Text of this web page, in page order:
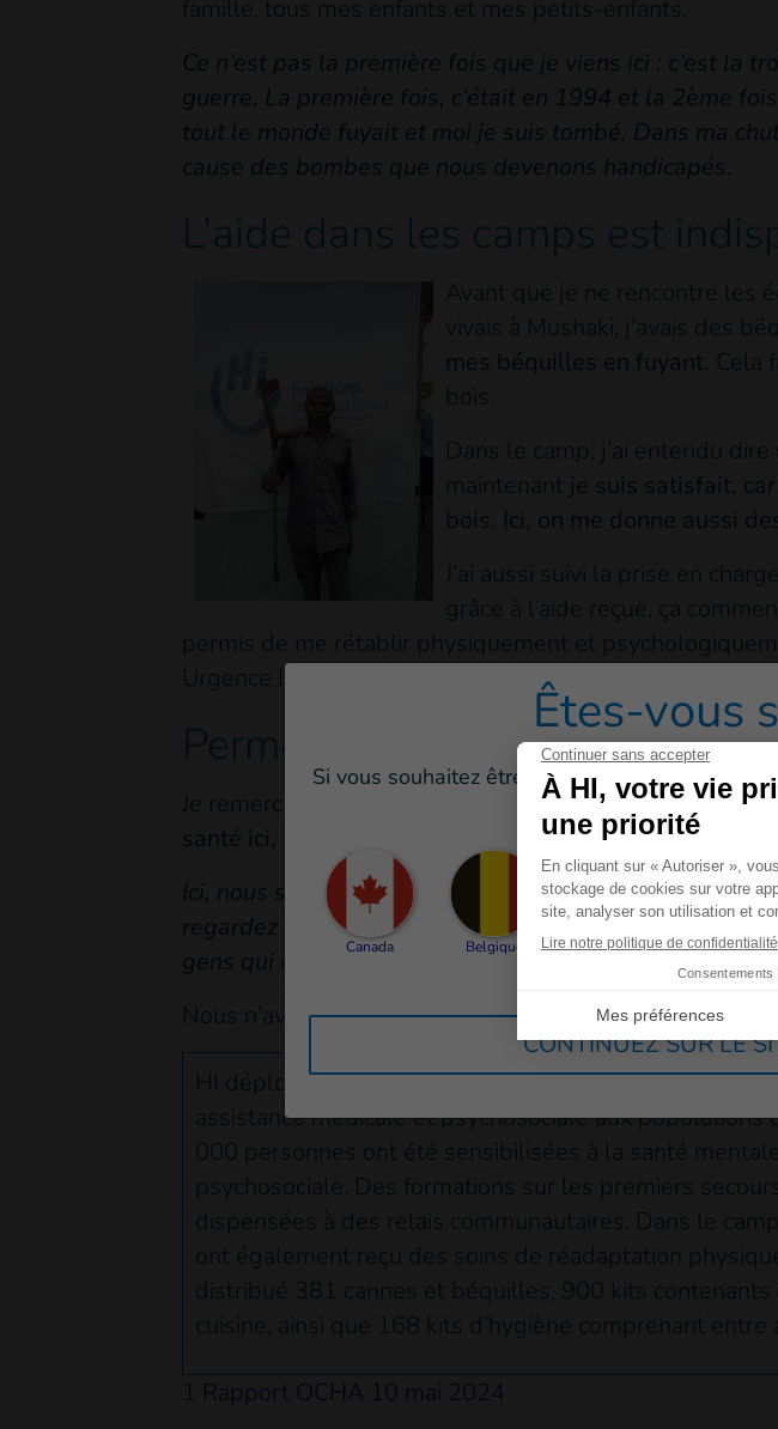
famille, tous mes enfants et mes petits-enfants.
Ce n’est pas la première fois que je viens ici : c’est la
guerre. La première fois, c’était en 1994 et la 2ème
tout le monde fuyait et moi je suis tombé. Dans ma
cause des bombes que nous devenons handicapés.
L’aide dans les camps est
Avant que je ne rencontre les
vivais à Mushaki, j’avais des
mes béquilles en fuyant. Cela
bois.
Dans le camp, j’ai entendu
maintenant je suis satisfait,
bois. Ici, on me donne aussi
J’ai aussi suivi la prise en
grâce à l’aide reçue, ça
permis de me rétablir physiquement et
Urgence Internationale pour obtenir des médicaments.
Permettez-nous de rentrer
Je remercie HI pour l’aide apportée, mais il faut
santé ici, il y a la faim aussi.
Ici, nous sommes dans le désert. Chez nous, on avait
regardez mes mains. Ici, c’est très difficile. On ne
gens qui occupent nos terres s’en aillent et pour que
Nous n’avons pas injurié Dieu, nous sommes
HI déploie des cliniques mobiles dans le Nord-Kivu,
assistance médicale et psychosociale aux
000 personnes ont été sensibilisées à la santé
psychosociale. Des formations sur les premiers
dispensées à des relais communautaires. Dans le
ont également reçu des soins de réadaptation
distribué 381 cannes et béquilles, 900 kits
cuisine, ainsi que 168 kits d’hygiène comprenant
1 Rapport OCHA 10 mai 2024
Êtes-vous
Si vous souhaitez être redirigé vers un de nos
Canada Belgique Allemagne France
CONTINUEZ SUR LE